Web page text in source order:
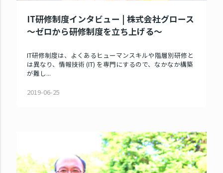
IT研修制度インタビュー | 株式会社グロース
～ゼロから研修制度を立ち上げる～
IT研修制度は、よくあるヒューマンスキルや階層別研修と
は異なり、情報技術 (IT) を専門にするので、なかなか構築
が難し...
2019-06-25